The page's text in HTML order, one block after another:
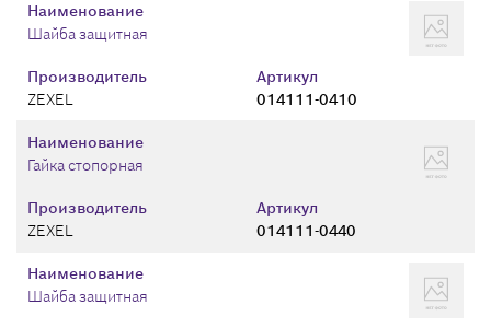
Производитель
ZEXEL
Артикул
014111-0410
Наименование
Шайба защитная
Производитель
ZEXEL
Артикул
014111-0440
Наименование
Гайка стопорная
Наименование
Шайба защитная